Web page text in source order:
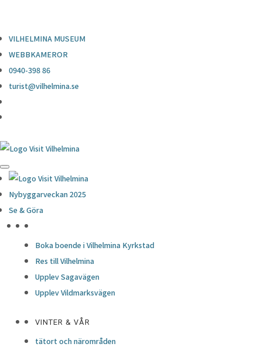
VILHELMINA MUSEUM
WEBBKAMEROR
0940-398 86
turist@vilhelmina.se
Nybyggarveckan 2025
Se & Göra
Boka boende i Vilhelmina Kyrkstad
Res till Vilhelmina
Upplev Sagavägen
Upplev Vildmarksvägen
VINTER & VÅR
tätort och närområden